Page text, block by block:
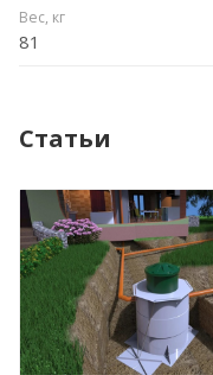
Вес, кг
81
Статьи